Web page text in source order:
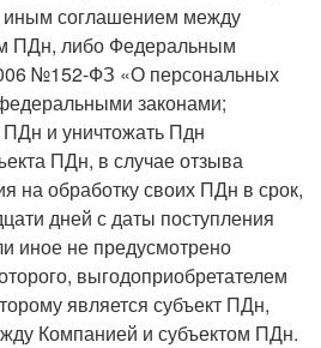
иным соглашением между
ПДн, либо Федеральным
№152-ФЗ «О персональных
законами;
и уничтожать Пдн
ПДн, в случае отзыва
на обработку своих ПДн в срок,
дней с даты поступления
иное не предусмотрено
выгодоприобретателем
является субъект ПДн,
Компанией и субъектом ПДн.